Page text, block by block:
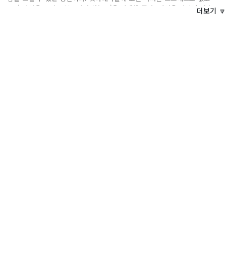
그저 자연을 느끼고 보고 호흡하는 것을 안내해 준다. 자연은 사람이 거스
더보기 🔽